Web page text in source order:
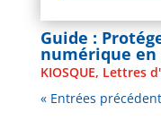
Guide :
numérique
KIOSQUE, Lettres
« Entrées